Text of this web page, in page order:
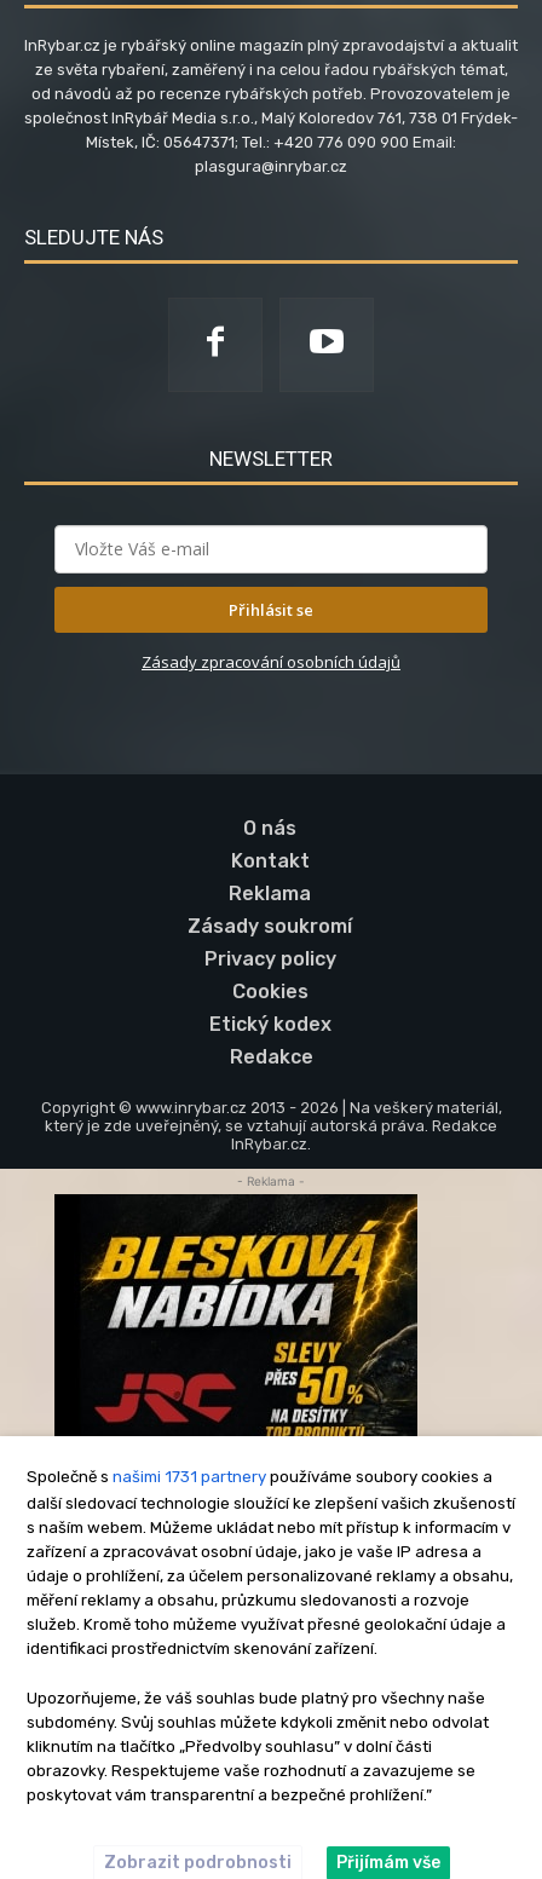
InRybar.cz je rybářský online magazín plný zpravodajství a aktualit
ze světa rybaření, zaměřený i na celou řadou rybářských témat,
od návodů až po recenze rybářských potřeb. Provozovatelem je
společnost InRybář Media s.r.o., Malý Koloredov 761, 738 01 Frýdek-
Místek, IČ: 05647371; Tel.: +420 776 090 900 Email:
plasgura@inrybar.cz
SLEDUJTE NÁS
NEWSLETTER
Přihlásit se
Zásady zpracování osobních údajů
O nás
Kontakt
Reklama
Zásady soukromí
Privacy policy
Cookies
Etický kodex
Redakce
Copyright © www.inrybar.cz 2013 - 2026 | Na veškerý materiál,
který je zde uveřejněný, se vztahují autorská práva. Redakce
InRybar.cz.
Společně s našimi 1731 partnery používáme soubory cookies a
další sledovací technologie sloužící ke zlepšení vašich zkušeností
s naším webem. Můžeme ukládat nebo mít přístup k informacím v
zařízení a zpracovávat osobní údaje, jako je vaše IP adresa a
údaje o prohlížení, za účelem personalizované reklamy a obsahu,
měření reklamy a obsahu, průzkumu sledovanosti a rozvoje
služeb. Kromě toho můžeme využívat přesné geolokační údaje a
identifikaci prostřednictvím skenování zařízení.
Upozorňujeme, že váš souhlas bude platný pro všechny naše
subdomény. Svůj souhlas můžete kdykoli změnit nebo odvolat
kliknutím na tlačítko „Předvolby souhlasu” v dolní části
obrazovky. Respektujeme vaše rozhodnutí a zavazujeme se
poskytovat vám transparentní a bezpečné prohlížení.”
Zobrazit podrobnosti Přijímám vše
- Reklama -
-Reklama-